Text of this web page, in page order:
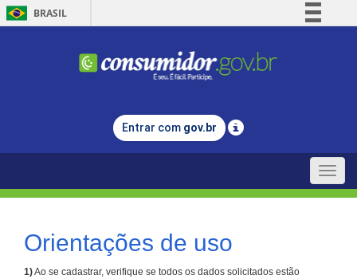
BRASIL
Comunica BR
Legislação
Entrar com gov.br
Toggle
Orientações de uso
1)Ao se cadastrar, verifique se todos os dados solicitados estão